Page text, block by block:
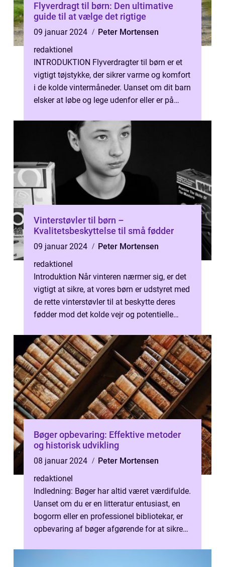
Flyverdragt til børn: Den ultimative
guide til at vælge det rigtige
09 januar 2024
Peter Mortensen
redaktionel
INTRODUKTION Flyverdragter til børn er et
vigtigt tøjstykke, der sikrer varme og komfort
i de kolde vintermåneder. Uanset om dit barn
elsker at løbe og lege udenfor eller er på
Vinterstøvler til børn –
Kvalitetsbeskyttelse til små fødder
09 januar 2024
Peter Mortensen
redaktionel
Introduktion Når vinteren nærmer sig, er det
vigtigt at sikre, at vores børn er udstyret med
de rette vinterstøvler til at beskytte deres
fødder mod det kolde vejr og potentielle
Bøger opbevaring: Effektive metoder
og historisk udvikling
08 januar 2024
Peter Mortensen
redaktionel
Indledning: Bøger har altid været værdifulde.
Uanset om du er en litteratur entusiast, en
bogorm eller en professionel bibliotekar, er
opbevaring af bøger afgørende for at sikre